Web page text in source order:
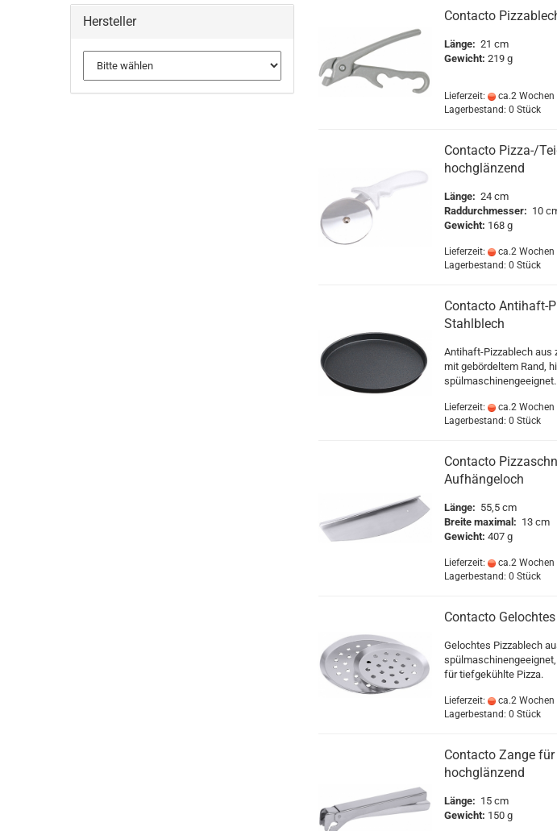
Contacto
Länge: 21 cm
Gewicht: 219 g
Lieferzeit: ca.2 Wochen
Lagerbestand: 0 Stück
Contacto Pizza-/
hochglänzend
Länge: 24 cm
Raddurchmesser: 10
Gewicht: 168 g
Lieferzeit: ca.2 Wochen
Lagerbestand: 0 Stück
Contacto Antihaft-
Stahlblech
Antihaft-Pizzablech aus
mit gebördeltem Rand,
spülmaschinengeeignet.
Lieferzeit: ca.2 Wochen
Lagerbestand: 0 Stück
Contacto
Aufhängeloch
Länge: 55,5 cm
Breite maximal: 13 cm
Gewicht: 407 g
Lieferzeit: ca.2 Wochen
Lagerbestand: 0 Stück
Contacto
Gelochtes Pizzablech
für tiefgekühlte Pizza.
Lieferzeit: ca.2 Wochen
Lagerbestand: 0 Stück
Contacto Zange
hochglänzend
Länge: 15 cm
Gewicht: 150 g
Hersteller